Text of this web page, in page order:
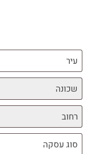
עיר
שכונה
רחוב
סוג עסקה